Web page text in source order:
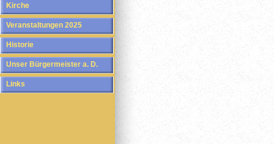
Kirche
Veranstaltungen 2025
Historie
Unser Bürgermeister a. D.
Links